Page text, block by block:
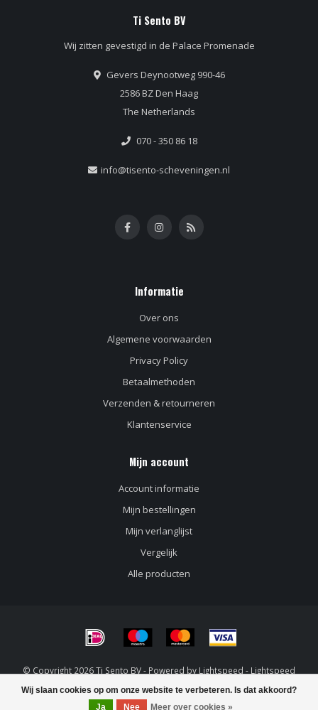
Wij slaan cookies op om onze website te verbeteren. Is dat akkoord?
Ja
Nee Meer over cookies »
Ti Sento BV
Wij zitten gevestigd in de Palace Promenade
Gevers Deynootweg 990-46
2586 BZ Den Haag
The Netherlands
070 - 350 86 18
info@tisento-scheveningen.nl
Informatie
Over ons
Algemene voorwaarden
Privacy Policy
Betaalmethoden
Verzenden & retourneren
Klantenservice
Mijn account
Account informatie
Mijn bestellingen
Mijn verlanglijst
Vergelijk
Alle producten
© Copyright 2026 Ti Sento BV - Powered by Lightspeed - Lightspeed
designbyDyvelopment